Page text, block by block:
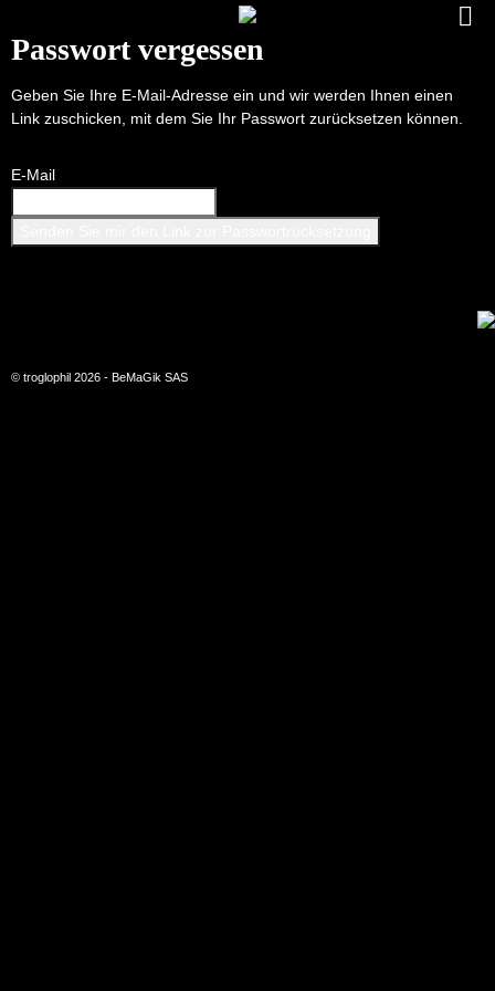
Passwort vergessen
Geben Sie Ihre E-Mail-Adresse ein und wir werden Ihnen einen
Link zuschicken, mit dem Sie Ihr Passwort zurücksetzen können.
E-Mail
© troglophil 2026 - BeMaGik SAS